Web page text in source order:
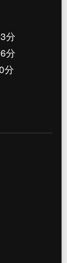
分
分
分